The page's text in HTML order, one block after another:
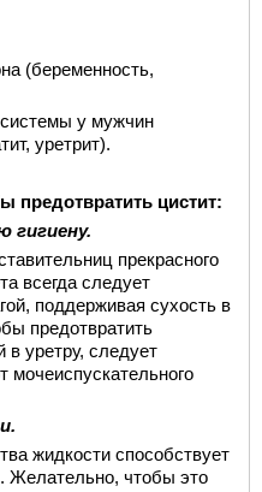
(беременность,
у мужчин
уретрит).
предотвратить цистит:
гигиену.
прекрасного
всегда следует
поддерживая сухость в
предотвратить
в уретру, следует
мочеиспускательного
жидкости способствует
Желательно, чтобы это